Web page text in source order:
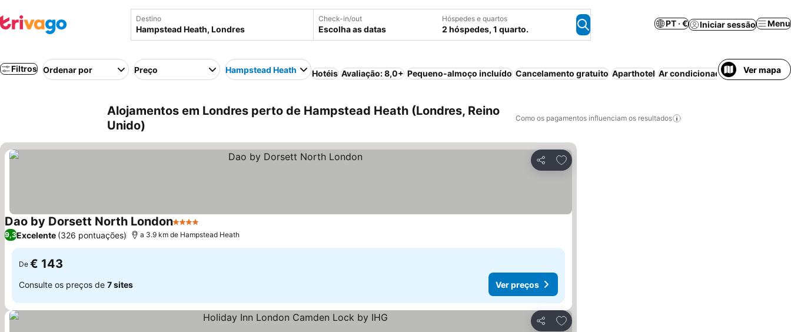
Destino Check-in/out
Escolha as datas
Hóspedes e quartos
2 hóspedes, 1 quarto.
PT · € Iniciar sessão Menu
Filtros Ordenar por Preço Hampstead Heath Hotéis Avaliação: 8,0+ Pequeno-almoço incluído Cancelamento gratuito Aparthotel Ar condicionado Wi-fi Piscina
Ver mapa
Alojamentos em Londres perto de Hampstead Heath (Londres, Reino
Unido)
Como os pagamentos influenciam os resultados
Partilhar
Adicionar aos favoritos
Dao by Dorsett North London4 Estrelas
9,3Excelente (326 pontuações) a 3.9 km de Hampstead Heath
De € 143
Consulte os preços de 7 sites Ver preços
Partilhar
Adicionar aos favoritos